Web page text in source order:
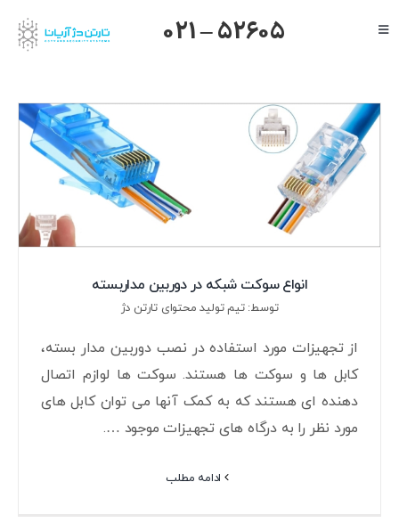
to
Toggle
گرنداستریم
یالینک
میکروتیک
داهوا
021 – 52605
انواع سوکت شبکه در دوربین مداربسته
توسط: تیم تولید محتوای تارتن دژ
از تجهیزات مورد استفاده در نصب دوربین مدار بسته،
کابل ها و سوکت ها هستند. سوکت ها لوازم اتصال
دهنده ای هستند که به کمک آنها می توان کابل های
مورد نظر را به درگاه های تجهیزات موجود ….
ادامه مطلب